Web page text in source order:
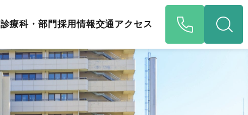
診療科・部門 採用情報交通アクセス